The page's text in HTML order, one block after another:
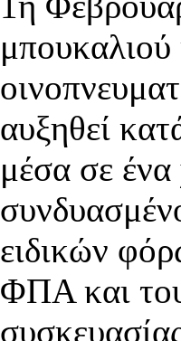
αυξηθεί
μέσα σε
ειδικών
ΦΠΑ και